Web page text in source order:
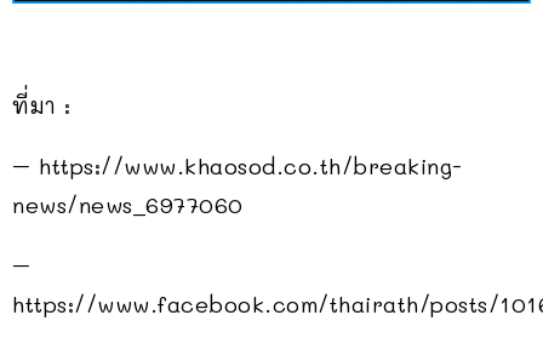
ที่มา :
– https://www.khaosod.co.th/breaking-
news/news_6977060
–
https://www.facebook.com/thairath/posts/